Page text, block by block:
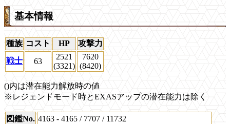
基本情報
種族 コスト HP
攻撃力
戦士
63
2521
(3321)
7620
(8420)
()内は潜在能力解放時の値
※レジェンドモード時とEXASアップの潜在能力は除く
図鑑No. 4163 - 4165 / 7707 / 11732